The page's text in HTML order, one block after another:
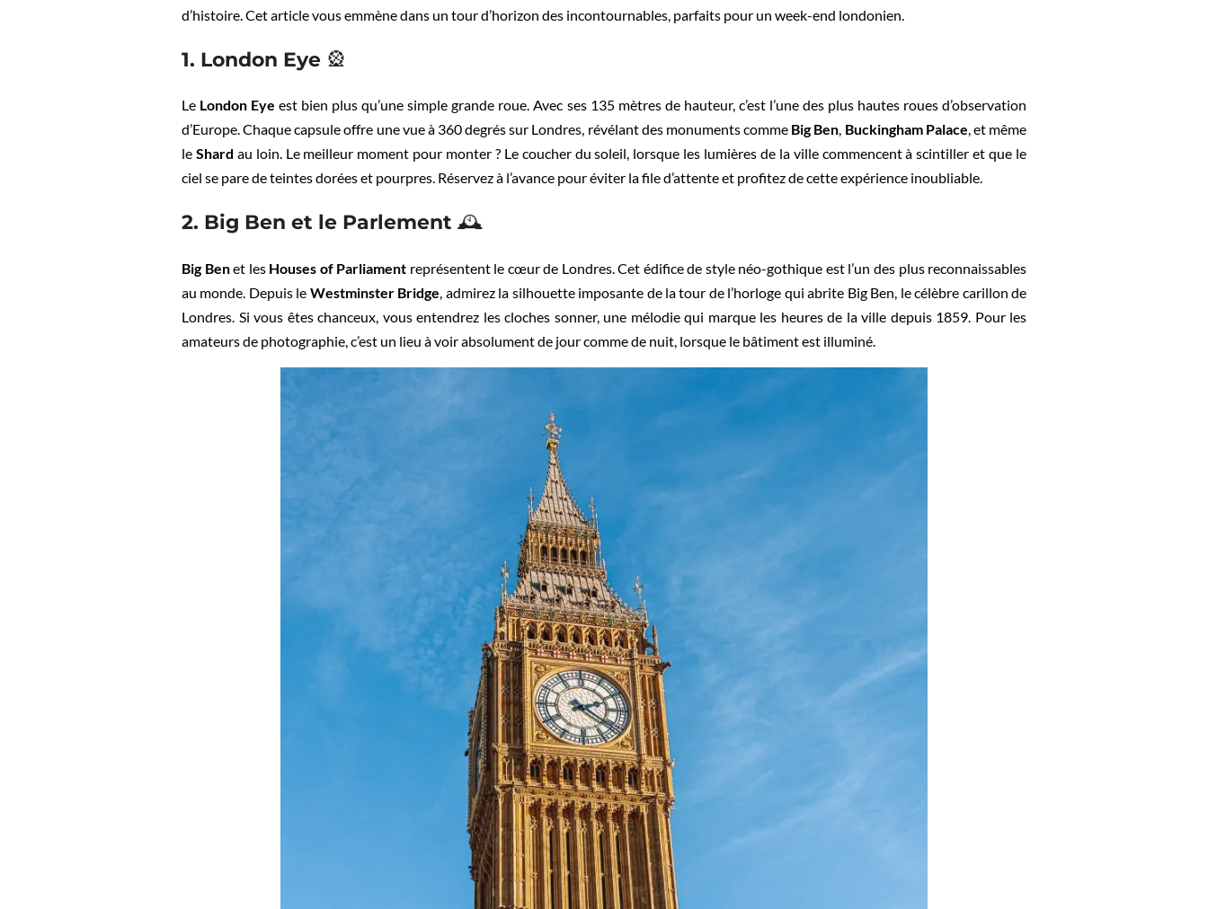
d’histoire. Cet article vous emmène dans un tour d’horizon des incontournables, parfaits pour un week-end londonien.
1. London Eye 🎡
Le London Eye est bien plus qu’une simple grande roue. Avec ses 135 mètres de hauteur, c’est l’une des plus hautes roues d’observation
d’Europe. Chaque capsule offre une vue à 360 degrés sur Londres, révélant des monuments comme Big Ben, Buckingham Palace, et même
le Shard au loin. Le meilleur moment pour monter ? Le coucher du soleil, lorsque les lumières de la ville commencent à scintiller et que le
ciel se pare de teintes dorées et pourpres. Réservez à l’avance pour éviter la file d’attente et profitez de cette expérience inoubliable.
2. Big Ben et le Parlement 🕰️
Big Benet les Houses of Parliament représentent le cœur de Londres. Cet édifice de style néo-gothique est l’un des plus reconnaissables
au monde. Depuis le Westminster Bridge , admirez la silhouette imposante de la tour de l’horloge qui abrite Big Ben, le célèbre carillon de
Londres. Si vous êtes chanceux, vous entendrez les cloches sonner, une mélodie qui marque les heures de la ville depuis 1859. Pour les
amateurs de photographie, c’est un lieu à voir absolument de jour comme de nuit, lorsque le bâtiment est illuminé.